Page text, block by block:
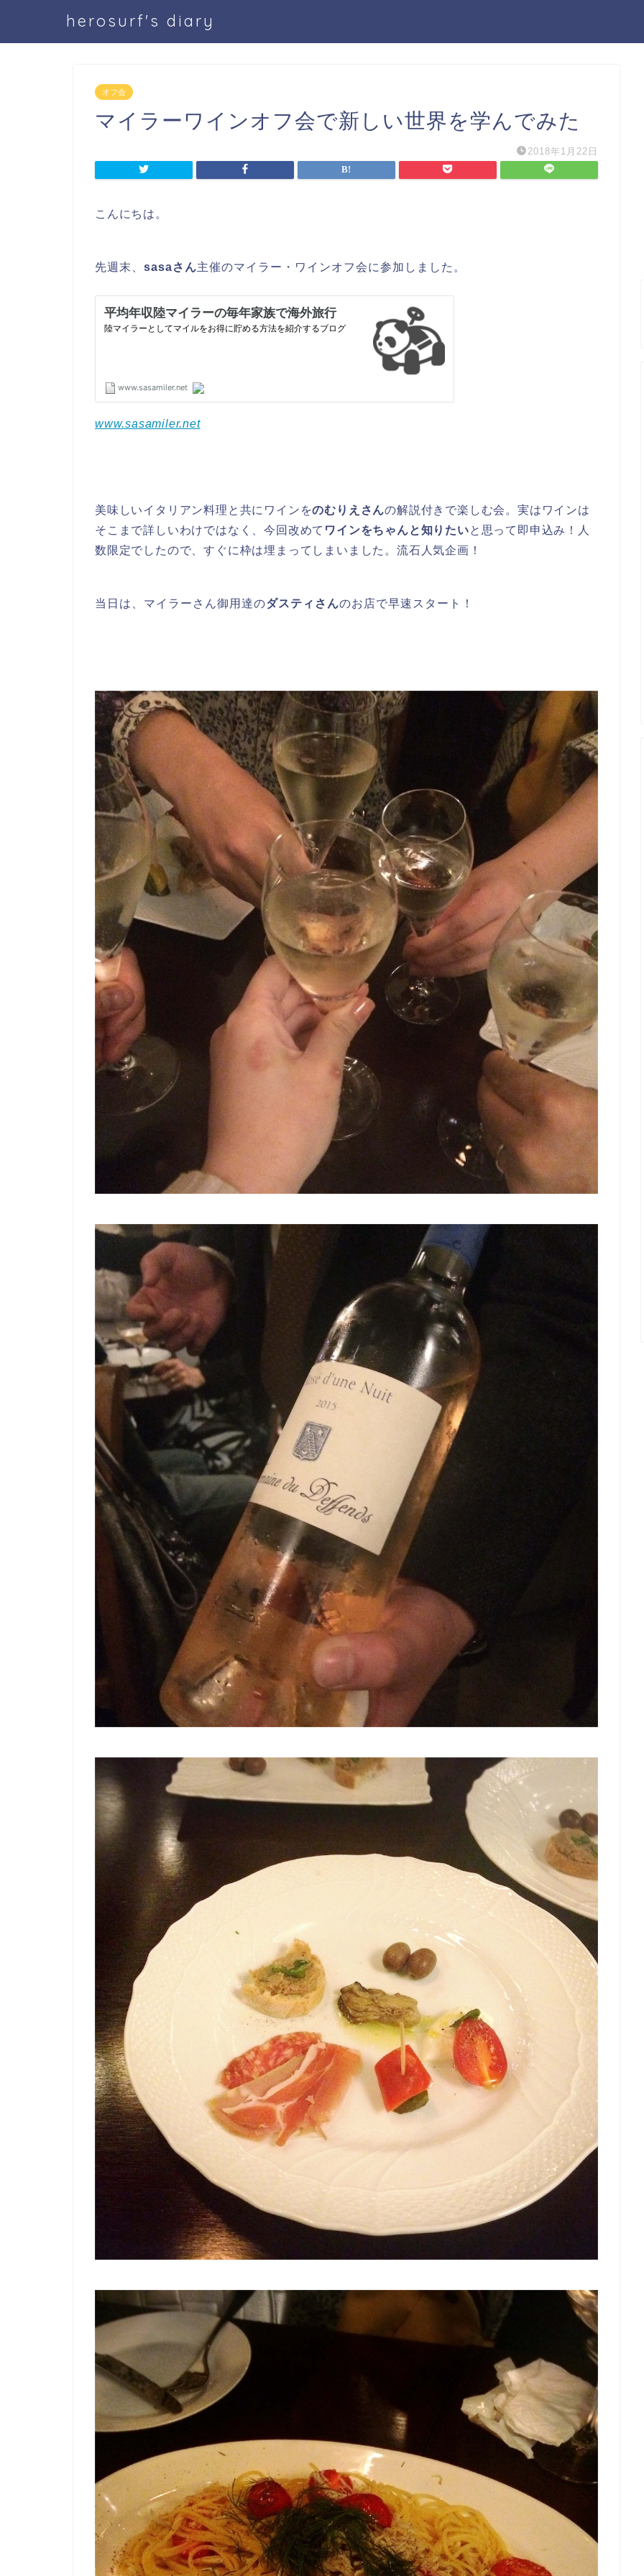
herosurf's diary
オフ会
マイラーワインオフ会で新しい世界を学んでみた
2018年1月22日
こんにちは。
先週末、 sasaさん主催のマイラー・ワインオフ会に参加しました。
www.sasamiler.net
美味しいイタリアン料理と共にワインをのむりえさんの解説付きで楽しむ会。実はワインは
そこまで詳しいわけではなく、今回改めて ワインをちゃんと知りたいと思って即申込み！人
数限定でしたので、すぐに枠は埋まってしまいました。流石人気企画！
当日は、マイラーさん御用達のダスティさんのお店で早速スタート！